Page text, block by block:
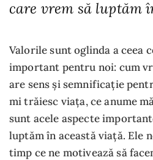
care vrem să luptăm
Valorile sunt oglinda a ceea
important pentru noi: cum
are sens și semnificație
mi trăiesc viața, ce anume
sunt acele aspecte
luptăm în această viață. Ele
timp ce ne motivează să